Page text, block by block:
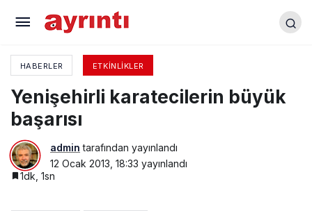
HABERLER ETKINLIKLER
Yenişehirli karatecilerin büyük
başarısı
admin tarafından yayınlandı
12 Ocak 2013, 18:33 yayınlandı
1dk, 1sn
TDP etkinlikleri sürüyor